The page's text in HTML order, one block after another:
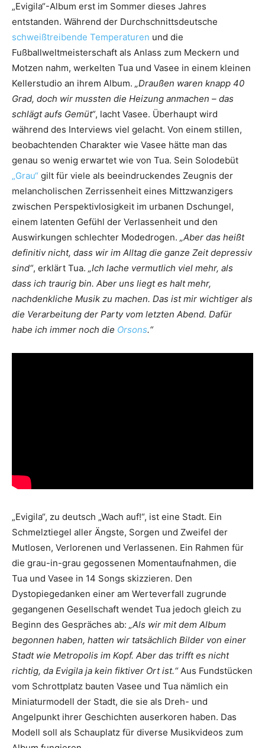
„Evigila“-Album erst im Sommer dieses Jahres
entstanden. Während der Durchschnittsdeutsche
schweißtreibende Temperaturen und die
Fußballweltmeisterschaft als Anlass zum Meckern und
Motzen nahm, werkelten Tua und Vasee in einem kleinen
Kellerstudio an ihrem Album. „Draußen waren knapp 40
Grad, doch wir mussten die Heizung anmachen – das
schlägt aufs Gemüt“, lacht Vasee. Überhaupt wird
während des Interviews viel gelacht. Von einem stillen,
beobachtenden Charakter wie Vasee hätte man das
genau so wenig erwartet wie von Tua. Sein Solodebüt
„Grau“ gilt für viele als beeindruckendes Zeugnis der
melancholischen Zerrissenheit eines Mittzwanzigers
zwischen Perspektivlosigkeit im urbanen Dschungel,
einem latenten Gefühl der Verlassenheit und den
Auswirkungen schlechter Modedrogen. „Aber das heißt
definitiv nicht, dass wir im Alltag die ganze Zeit depressiv
sind“, erklärt Tua. „Ich lache vermutlich viel mehr, als
dass ich traurig bin. Aber uns liegt es halt mehr,
nachdenkliche Musik zu machen. Das ist mir wichtiger als
die Verarbeitung der Party vom letzten Abend. Dafür
habe ich immer noch die Orsons.“
„Evigila“, zu deutsch „Wach auf!“, ist eine Stadt. Ein
Schmelztiegel aller Ängste, Sorgen und Zweifel der
Mutlosen, Verlorenen und Verlassenen. Ein Rahmen für
die grau-in-grau gegossenen Momentaufnahmen, die
Tua und Vasee in 14 Songs skizzieren. Den
Dystopiegedanken einer am Werteverfall zugrunde
gegangenen Gesellschaft wendet Tua jedoch gleich zu
Beginn des Gespräches ab: „Als wir mit dem Album
begonnen haben, hatten wir tatsächlich Bilder von einer
Stadt wie Metropolis im Kopf. Aber das trifft es nicht
richtig, da Evigila ja kein fiktiver Ort ist.“Aus Fundstücken
vom Schrottplatz bauten Vasee und Tua nämlich ein
Miniaturmodell der Stadt, die sie als Dreh- und
Angelpunkt ihrer Geschichten auserkoren haben. Das
Modell soll als Schauplatz für diverse Musikvideos zum